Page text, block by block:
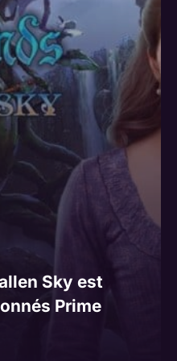
Sky est
Prime